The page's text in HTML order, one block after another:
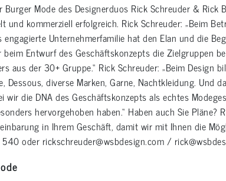
Burger Mode des Designerduos Rick Schreuder &
und kommerziell erfolgreich. Rick Schreuder: „Beim
Unternehmerfamilie hat den Elan und die
beim Entwurf des Geschäftskonzepts die Zielgruppen
aus der 30+ Gruppe.“ Rick Schreuder: „Beim Design
Dessous, diverse Marken, Garne, Nachtkleidung. Und
wir die DNA des Geschäftskonzepts als echtes
hervorgehoben haben.“ Haben auch Sie Pläne?
in Ihrem Geschäft, damit wir mit Ihnen die
oder rickschreuder@wsbdesign.com /